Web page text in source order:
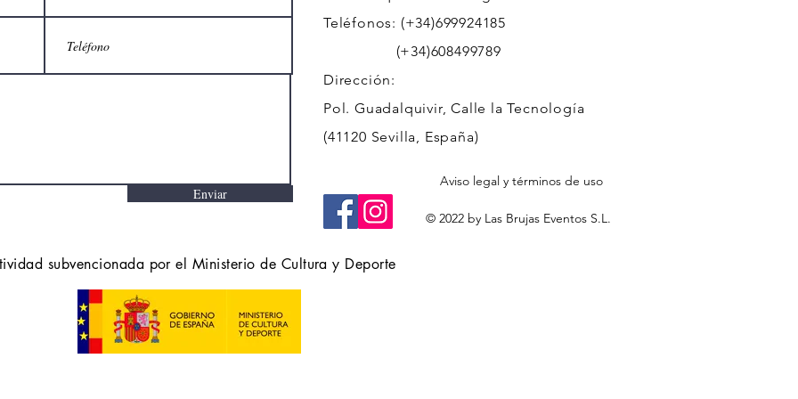
Enviar
Teléfonos: (+34)699924185
(+34)608499789
Dirección:
Pol. Guadalquivir, Calle la Tecnología
(41120 Sevilla, España)
Aviso legal y términos de uso
© 2022 by Las Brujas Eventos S.L.
subvencionada por el Ministerio de Cultura y Deporte